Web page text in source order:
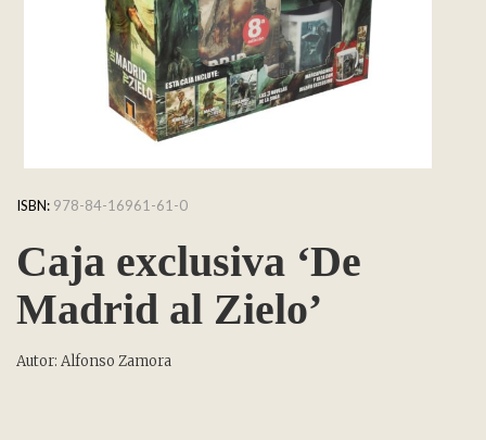
ISBN: 978-84-16961-61-0
Caja exclusiva ‘De
Madrid al Zielo’
Autor: Alfonso Zamora